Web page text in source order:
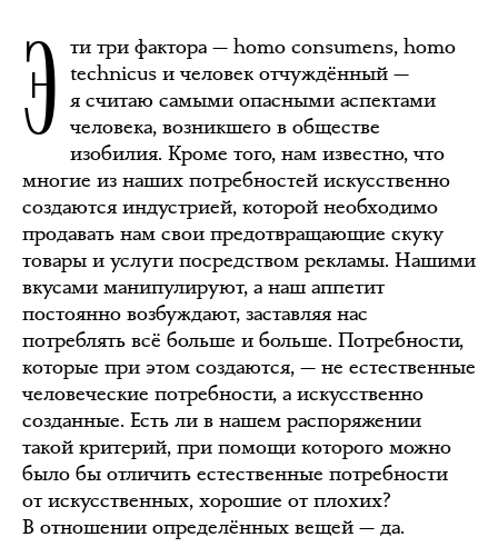
Э ти три фактора — homo consumens, homo
technicus и человек отчуждённый —
я считаю самыми опасными аспектами
человека, возникшего в обществе
изобилия. Кроме того, нам известно, что
многие из наших потребностей искусственно
создаются индустрией, которой необходимо
продавать нам свои предотвращающие скуку
товары и услуги посредством рекламы. Нашими
вкусами манипулируют, а наш аппетит
постоянно возбуждают, заставляя нас
потреблять всё больше и больше. Потребности,
которые при этом создаются, — не естественные
человеческие потребности, а искусственно
созданные. Есть ли в нашем распоряжении
такой критерий, при помощи которого можно
было бы отличить естественные потребности
от искусственных, хорошие от плохих?
В отношении определённых вещей — да.